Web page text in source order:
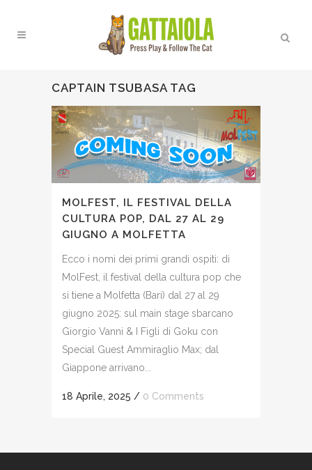
CAPTAIN TSUBASA TAG
MOLFEST, IL FESTIVAL DELLA
CULTURA POP, DAL 27 AL 29
GIUGNO A MOLFETTA
Ecco i nomi dei primi grandi ospiti: di
MolFest, il festival della cultura pop che
si tiene a Molfetta (Bari) dal 27 al 29
giugno 2025: sul main stage sbarcano
Giorgio Vanni & I Figli di Goku con
Special Guest Ammiraglio Max; dal
Giappone arrivano...
18 Aprile, 2025 / 0 Comments